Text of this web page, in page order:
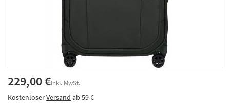
229,00 €Inkl. MwSt.
KostenloserVersand ab 59 €